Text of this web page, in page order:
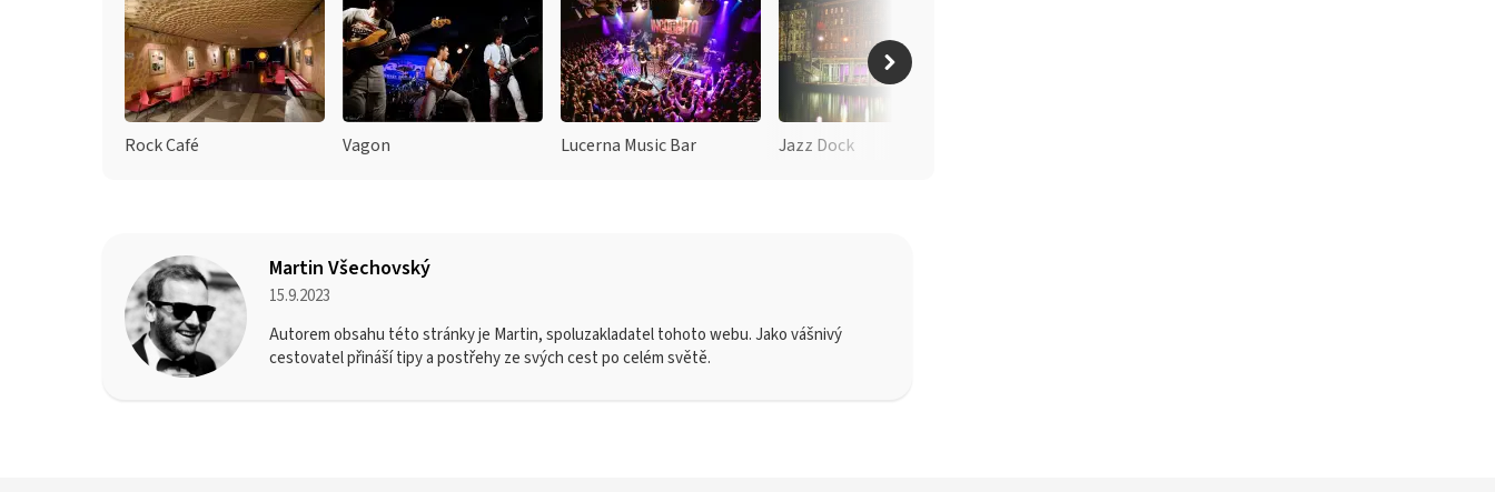
Rock Café Vagon Lucerna Music Bar Jazz Dock
Martin Všechovský
15.9.2023
Autorem obsahu této stránky je Martin, spoluzakladatel tohoto webu. Jako vášnivý
cestovatel přináší tipy a postřehy ze svých cest po celém světě.